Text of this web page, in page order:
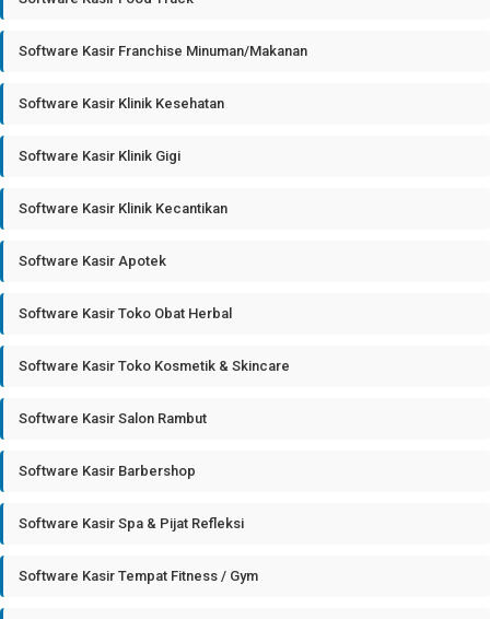
Software Kasir Franchise Minuman/Makanan
Software Kasir Klinik Kesehatan
Software Kasir Klinik Gigi
Software Kasir Klinik Kecantikan
Software Kasir Apotek
Software Kasir Toko Obat Herbal
Software Kasir Toko Kosmetik & Skincare
Software Kasir Salon Rambut
Software Kasir Barbershop
Software Kasir Spa & Pijat Refleksi
Software Kasir Tempat Fitness / Gym